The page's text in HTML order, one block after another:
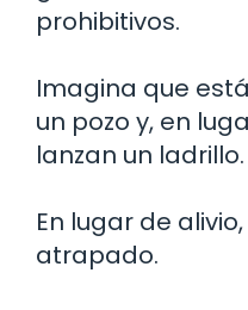
prohibitivos.
Imagina que
un pozo y, en
lanzan un ladrillo.
En lugar de
atrapado.